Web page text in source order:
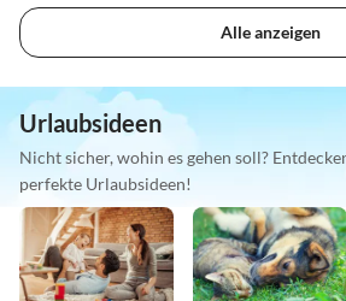
Alle anzeigen
Urlaubsideen
Nicht sicher, wohin es gehen soll?
perfekte Urlaubsideen!